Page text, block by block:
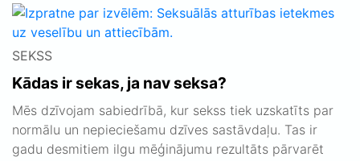
SEKSS
Kādas ir sekas, ja nav seksa?
Mēs dzīvojam sabiedrībā, kur sekss tiek uzskatīts par
normālu un nepieciešamu dzīves sastāvdaļu. Tas ir
gadu desmitiem ilgu mēģinājumu rezultāts pārvarēt